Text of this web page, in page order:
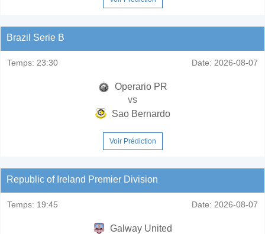
Brazil Serie B
Temps: 23:30 Date: 2026-08-07
Operario PR
vs
Sao Bernardo
Voir Prédiction
Republic of Ireland Premier Division
Temps: 19:45 Date: 2026-08-07
Galway United